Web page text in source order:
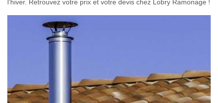
l’hiver. Retrouvez votre prix et votre devis chez Lobry Ramonage !